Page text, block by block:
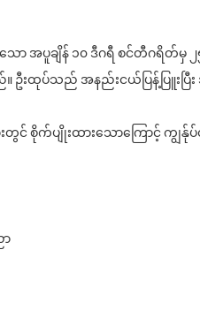
အပူချိန် ၁၀ ဒီဂရီ စင်တီဂရိတ်မှ
းထုပ်သည် အနည်းငယ်ပြန့်ပြူးပြီး အ
င် စိုက်ပျိုးထားသောကြောင့် ကျွန်ုပ်